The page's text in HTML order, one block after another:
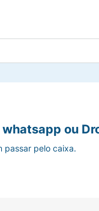
ou
passar pelo caixa.